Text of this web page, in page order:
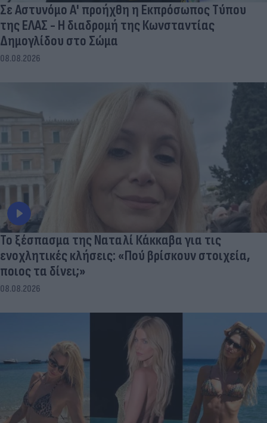
Σε Αστυνόμο Α' προήχθη η Εκπρόσωπος Τύπου
της ΕΛΑΣ - Η διαδρομή της Κωνσταντίας
Δημογλίδου στο Σώμα
08.08.2026
Το ξέσπασμα της Ναταλί Κάκκαβα για τις
ενοχλητικές κλήσεις: «Πού βρίσκουν στοιχεία,
ποιος τα δίνει;»
08.08.2026